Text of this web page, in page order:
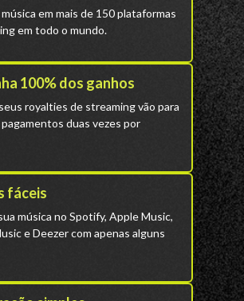
em mais de 150 plataformas
em todo o mundo.
100% dos ganhos
royalties de streaming vão para
duas vezes por
fáceis
música no Spotify, Apple Music,
e Deezer com apenas alguns